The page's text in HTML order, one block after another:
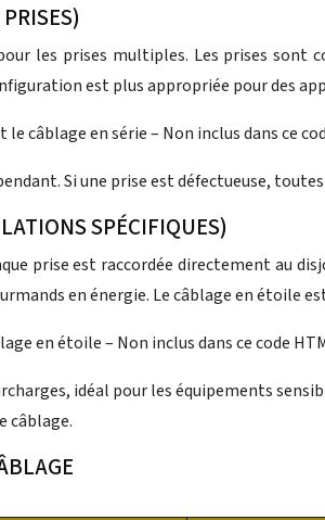
les prises multiples. Les prises
est plus appropriée pour des
câblage en série – Non inclus dans ce
Si une prise est défectueuse,
SPÉCIFIQUES)
prise est raccordée directement au
en énergie. Le câblage en étoile
en étoile – Non inclus dans ce code
idéal pour les équipements
câblage.